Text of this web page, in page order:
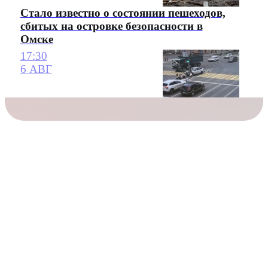
Стало известно о состоянии пешеходов,
сбитых на островке безопасности в
Омске
17:30
6 АВГ